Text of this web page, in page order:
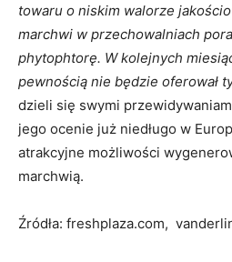
towaru o niskim walorze
marchwi w przechowalniach
phytophtorę. W kolejnych
pewnością nie będzie oferował
dzieli się swymi
jego ocenie już niedługo w
atrakcyjne możliwości
marchwią.
Źródła: freshplaza.com,